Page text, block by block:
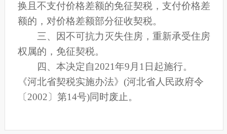
换且不支付价格差额的免征契税，支付价格差
额的，对价格差额部分征收契税。
三、因不可抗力灭失住房，重新承受住房
权属的，免征契税。
四、本决定自2021年9月1日起施行。
《河北省契税实施办法》(河北省人民政府令
〔2002〕第14号)同时废止。